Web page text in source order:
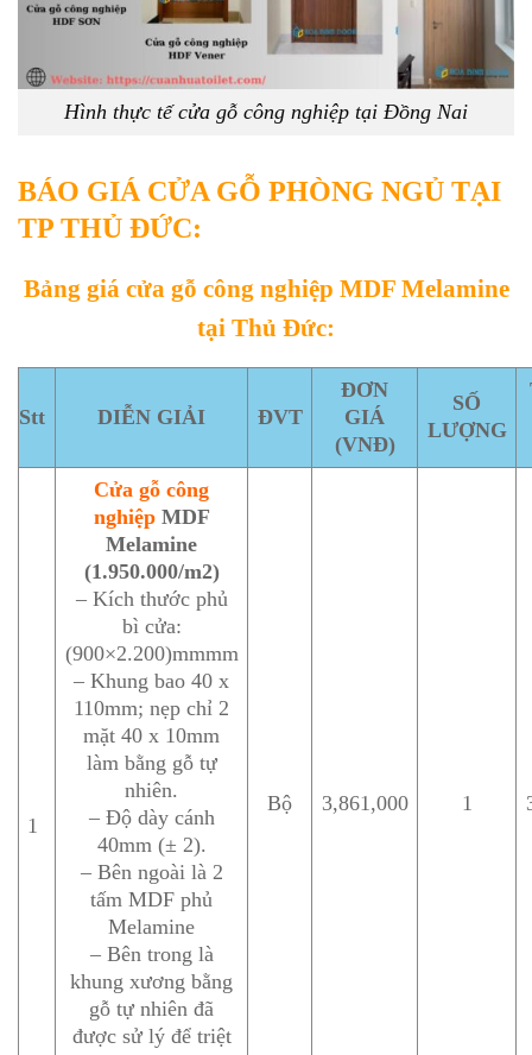
Hình thực tế cửa gỗ công nghiệp tại Đồng Nai
BÁO GIÁ CỬA GỖ PHÒNG NGỦ TẠI
TP THỦ ĐỨC:
Bảng giá cửa gỗ công nghiệp MDF Melamine
tại Thủ Đức:
Stt DIỄN GIẢI ĐVT
ĐƠN
GIÁ
(VNĐ)
SỐ
LƯỢNG
1
Cửa gỗ công
nghiệpMDF
Melamine
(1.950.000/m2)
– Kích thước phủ
bì cửa:
(900×2.200)mmmm
– Khung bao 40 x
110mm; nẹp chỉ 2
mặt 40 x 10mm
làm bằng gỗ tự
nhiên.
– Độ dày cánh
40mm (± 2).
– Bên ngoài là 2
tấm MDF phủ
Melamine
– Bên trong là
khung xương bằng
gỗ tự nhiên đã
được sử lý để triệt
Bộ 3,861,000 1